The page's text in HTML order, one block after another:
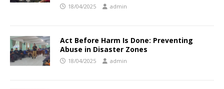
18/04/2025 admin
Act Before Harm Is Done: Preventing
Abuse in Disaster Zones
18/04/2025 admin